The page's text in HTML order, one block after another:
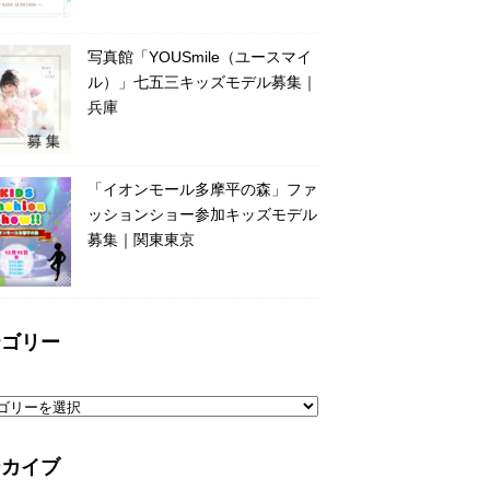
写真館「YOUSmile（ユースマイ
ル）」七五三キッズモデル募集｜
兵庫
「イオンモール多摩平の森」ファ
ッションショー参加キッズモデル
募集｜関東東京
リー
イブ